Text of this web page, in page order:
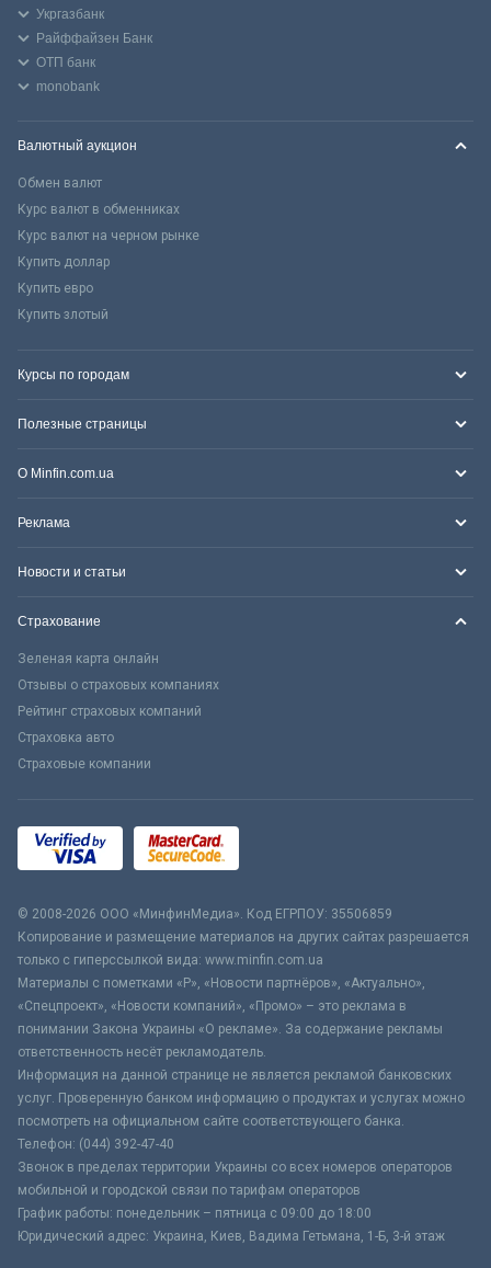
Укргазбанк
Райффайзен Банк
ОТП банк
monobank
Валютный аукцион
Обмен валют
Курс валют в обменниках
Курс валют на черном рынке
Купить доллар
Купить евро
Купить злотый
Курсы по городам
Полезные страницы
О Minfin.com.ua
Реклама
Новости и статьи
Страхование
Зеленая карта онлайн
Отзывы о страховых компаниях
Рейтинг страховых компаний
Страховка авто
Страховые компании
© 2008-2026 ООО «МинфинМедиа». Код ЕГРПОУ: 35506859
Копирование и размещение материалов на других сайтах разрешается
только с гиперссылкой вида: www.minfin.com.ua
Материалы с пометками «Р», «Новости партнёров», «Актуально»,
«Спецпроект», «Новости компаний», «Промо» – это реклама в
понимании Закона Украины «О рекламе». За содержание рекламы
ответственность несёт рекламодатель.
Информация на данной странице не является рекламой банковских
услуг. Проверенную банком информацию о продуктах и услугах можно
посмотреть на официальном сайте соответствующего банка.
Телефон: (044) 392-47-40
Звонок в пределах территории Украины со всех номеров операторов
мобильной и городской связи по тарифам операторов
График работы: понедельник – пятница с 09:00 до 18:00
Юридический адрес: Украина, Киев, Вадима Гетьмана, 1-Б, 3-й этаж